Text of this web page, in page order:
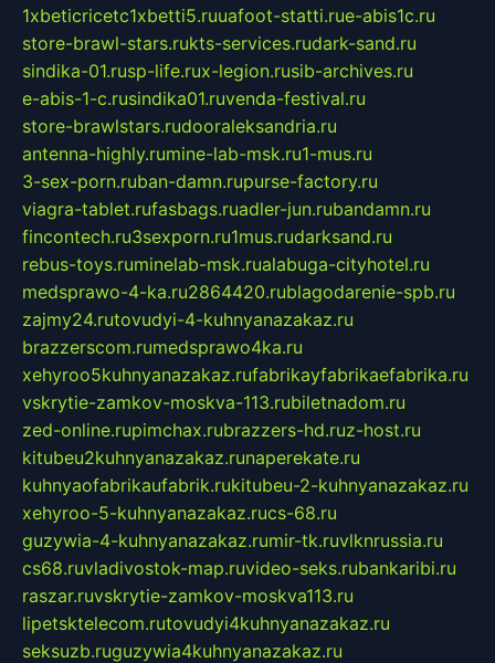
1xbeticricetc1xbetti5.ruuafoot-statti.rue-abis1c.ru
store-brawl-stars.rukts-services.rudark-sand.ru
sindika-01.rusp-life.rux-legion.rusib-archives.ru
e-abis-1-c.rusindika01.ruvenda-festival.ru
store-brawlstars.rudooraleksandria.ru
antenna-highly.rumine-lab-msk.ru1-mus.ru
3-sex-porn.ruban-damn.rupurse-factory.ru
viagra-tablet.rufasbags.ruadler-jun.rubandamn.ru
fincontech.ru3sexporn.ru1mus.rudarksand.ru
rebus-toys.ruminelab-msk.rualabuga-cityhotel.ru
medsprawo-4-ka.ru2864420.rublagodarenie-spb.ru
zajmy24.rutovudyi-4-kuhnyanazakaz.ru
brazzerscom.rumedsprawo4ka.ru
xehyroo5kuhnyanazakaz.rufabrikayfabrikaefabrika.ru
vskrytie-zamkov-moskva-113.rubiletnadom.ru
zed-online.rupimchax.rubrazzers-hd.ruz-host.ru
kitubeu2kuhnyanazakaz.runaperekate.ru
kuhnyaofabrikaufabrik.rukitubeu-2-kuhnyanazakaz.ru
xehyroo-5-kuhnyanazakaz.rucs-68.ru
guzywia-4-kuhnyanazakaz.rumir-tk.ruvlknrussia.ru
cs68.ruvladivostok-map.ruvideo-seks.rubankaribi.ru
raszar.ruvskrytie-zamkov-moskva113.ru
lipetsktelecom.rutovudyi4kuhnyanazakaz.ru
seksuzb.ruguzywia4kuhnyanazakaz.ru